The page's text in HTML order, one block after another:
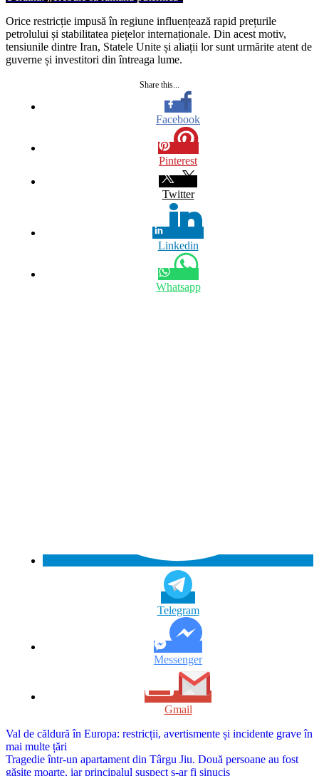
Orice restricție impusă în regiune influențează rapid prețurile
petrolului și stabilitatea piețelor internaționale. Din acest motiv,
tensiunile dintre Iran, Statele Unite și aliații lor sunt urmărite atent de
guverne și investitori din întreaga lume.
Share this...
Facebook
Pinterest
Twitter
Linkedin
Whatsapp
Telegram
Messenger
Gmail
Navigare
în
Val de căldură în Europa: restricții, avertismente și incidente grave în
mai multe țări
Tragedie într-un apartament din Târgu Jiu. Două persoane au fost
găsite moarte, iar principalul suspect s-ar fi sinucis